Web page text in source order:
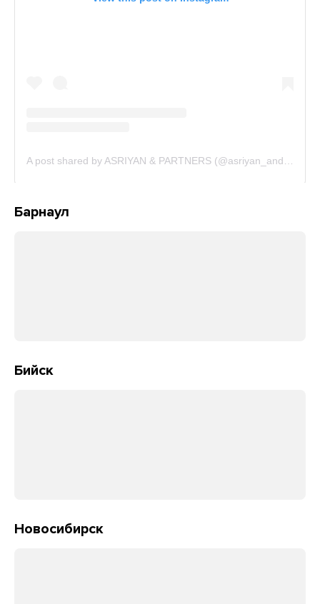
Барнаул
Бийск
Новосибирск